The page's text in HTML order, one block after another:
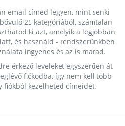
email címed legyen, mint senki
25 kategóriából, számtalan
ki azt, amelyik a legjobban
és használd - rendszerünkben
ingyenes és az is marad.
érkező leveleket egyszerűen át
fiókodba, így nem kell több
fiókból kezelheted címeidet.